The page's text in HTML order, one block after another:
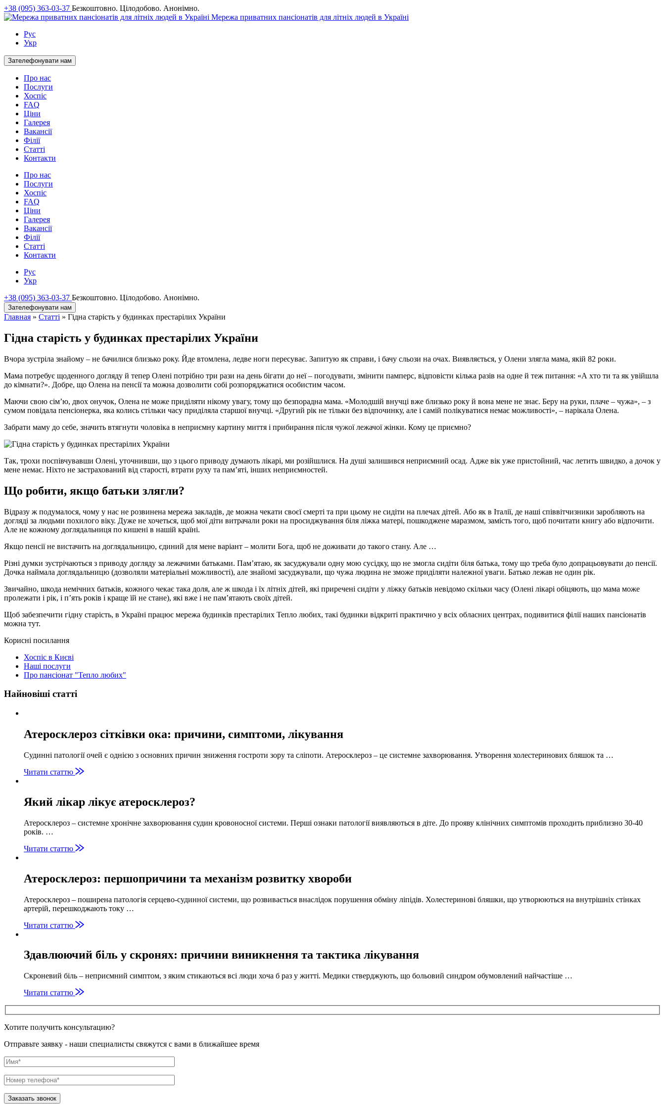
+38 (095) 363-03-37 Безкоштовно. Цілодобово. Анонімно.
Мережа приватних пансіонатів для літніх людей в Україні
Рус
Укр
Зателефонувати нам
Про нас
Послуги
Хоспіс
FAQ
Ціни
Галерея
Вакансії
Філії
Статті
Контакти
Про нас
Послуги
Хоспіс
FAQ
Ціни
Галерея
Вакансії
Філії
Статті
Контакти
Рус
Укр
+38 (095) 363-03-37 Безкоштовно. Цілодобово. Анонімно.
Зателефонувати нам
Главная » Статті » Гідна старість у будинках престарілих України
Гідна старість у будинках престарілих України
Вчора зустріла знайому – не бачилися близько року. Йде втомлена, ледве ноги пересуває. Запитую як справи, і бачу сльози на очах. Виявляється, у Олени злягла мама, якій 82 роки.
Мама потребує щоденного догляду й тепер Олені потрібно три рази на день бігати до неї – погодувати, змінити памперс, відповісти кілька разів на одне й теж питання: «А хто ти та як увійшла
до кімнати?». Добре, що Олена на пенсії та можна дозволити собі розпоряджатися особистим часом.
Маючи свою сім’ю, двох онучок, Олена не може приділяти нікому увагу, тому що безпорадна мама. «Молодшій внучці вже близько року й вона мене не знає. Беру на руки, плаче – чужа», – з
сумом повідала пенсіонерка, яка колись стільки часу приділяла старшої внучці. «Другий рік не тільки без відпочинку, але і самій полікуватися немає можливості», – нарікала Олена.
Забрати маму до себе, значить втягнути чоловіка в неприємну картину миття і прибирання після чужої лежачої жінки. Кому це приємно?
Так, трохи поспівчувавши Олені, уточнивши, що з цього приводу думають лікарі, ми розійшлися. На душі залишився неприємний осад. Адже вік уже пристойний, час летить швидко, а дочок у
мене немає. Ніхто не застрахований від старості, втрати руху та пам’яті, інших неприємностей.
Що робити, якщо батьки злягли?
Відразу ж подумалося, чому у нас не розвинена мережа закладів, де можна чекати своєї смерті та при цьому не сидіти на плечах дітей. Або як в Італії, де наші співвітчизники заробляють на
догляді за людьми похилого віку. Дуже не хочеться, щоб мої діти витрачали роки на просиджування біля ліжка матері, пошкоджене маразмом, замість того, щоб почитати книгу або відпочити.
Але не кожному доглядальниця по кишені в нашій країні.
Якщо пенсії не вистачить на доглядальницю, єдиний для мене варіант – молити Бога, щоб не доживати до такого стану. Але …
Різні думки зустрічаються з приводу догляду за лежачими батьками. Пам’ятаю, як засуджували одну мою сусідку, що не змогла сидіти біля батька, тому що треба було допрацьовувати до пенсії.
Дочка наймала доглядальницю (дозволяли матеріальні можливості), але знайомі засуджували, що чужа людина не зможе приділяти належної уваги. Батько лежав не один рік.
Звичайно, шкода немічних батьків, кожного чекає така доля, але ж шкода і їх літніх дітей, які приречені сидіти у ліжку батьків невідомо скільки часу (Олені лікарі обіцяють, що мама може
пролежати і рік, і п’ять років і краще їй не стане), які вже і не пам’ятають своїх дітей.
Щоб забезпечити гідну старість, в Україні працює мережа будинків престарілих Тепло любих, такі будинки відкриті практично у всіх обласних центрах, подивитися філії наших пансіонатів
можна тут.
Корисні посилання
Хоспіс в Києві
Наші послуги
Про пансіонат "Тепло любих"
Найновіші статті
Атеросклероз сітківки ока: причини, симптоми, лікування
Судинні патології очей є однією з основних причин зниження гостроти зору та сліпоти. Атеросклероз – це системне захворювання. Утворення холестеринових бляшок та …
Читати статтю
Який лікар лікує атеросклероз?
Атеросклероз – системне хронічне захворювання судин кровоносної системи. Перші ознаки патології виявляються в діте. До прояву клінічних симптомів проходить приблизно 30-40
років. …
Читати статтю
Атеросклероз: першопричини та механізм розвитку хвороби
Атеросклероз – поширена патологія серцево-судинної системи, що розвивається внаслідок порушення обміну ліпідів. Холестеринові бляшки, що утворюються на внутрішніх стінках
артерій, перешкоджають току …
Читати статтю
Здавлюючий біль у скронях: причини виникнення та тактика лікування
Скроневий біль – неприємний симптом, з яким стикаються всі люди хоча б раз у житті. Медики стверджують, що больовий синдром обумовлений найчастіше …
Читати статтю
Хотите получить консультацию?
Отправьте заявку - наши специалисты свяжутся с вами в ближайшее время